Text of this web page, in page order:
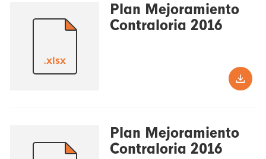
.xlsx
Plan Mejoramiento
Contraloria 2016
Plan Mejoramiento
Contraloria 2016